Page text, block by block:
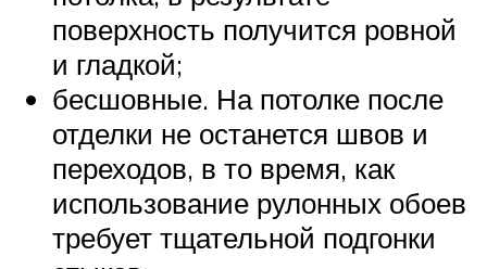
поверхность получится ровной
и гладкой;
бесшовные. На потолке после
отделки не останется швов и
переходов, в то время, как
использование рулонных обоев
требует тщательной подгонки